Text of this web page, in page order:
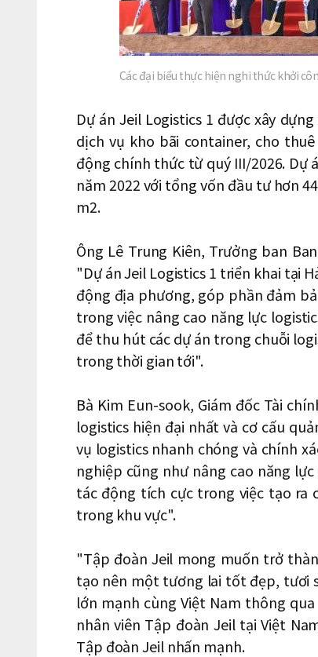
Các đại biểu thực hiện nghi thức khởi
Dự án Jeil Logistics 1 được xây
dịch vụ kho bãi container, cho
động chính thức từ quý III/2026. Dự
năm 2022 với tổng vốn đầu tư hơn
m2.
Ông Lê Trung Kiên, Trưởng ban
"Dự án Jeil Logistics 1 triển khai tại
động địa phương, góp phần đảm
trong việc nâng cao năng lực
để thu hút các dự án trong chuỗi
trong thời gian tới".
Bà Kim Eun-sook, Giám đốc Tài
logistics hiện đại nhất và cơ cấu
vụ logistics nhanh chóng và chính
nghiệp cũng như nâng cao năng
tác động tích cực trong việc tạo ra
trong khu vực".
"Tập đoàn Jeil mong muốn trở
tạo nên một tương lai tốt đẹp, tươi
lớn mạnh cùng Việt Nam thông
nhân viên Tập đoàn Jeil tại Việt
Tập đoàn Jeil nhấn mạnh.